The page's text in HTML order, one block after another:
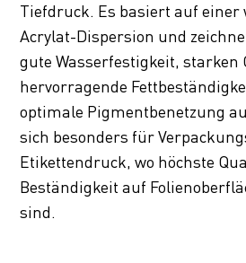
Tiefdruck. Es basiert auf einer
Acrylat-Dispersion und
gute Wasserfestigkeit, starken
hervorragende
optimale Pigmentbenetzung
sich besonders für
Etikettendruck, wo höchste
Beständigkeit auf
sind.